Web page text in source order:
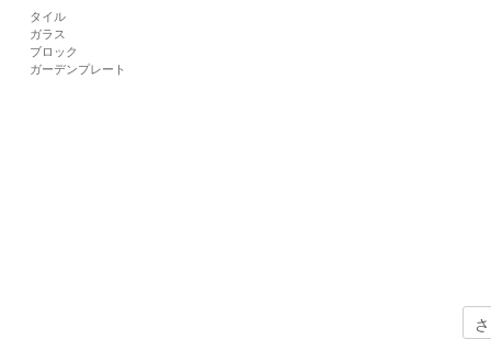
タイル
ガラス
ブロック
ガーデンプレート